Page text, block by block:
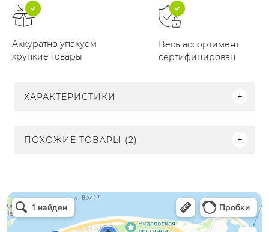
Аккуратно упакуем
хрупкие товары
Весь ассортимент
сертифицирован
ХАРАКТЕРИСТИКИ
ПОХОЖИЕ ТОВАРЫ (2)
Электрон
Светильники в Нижнем Новгороде
Электротехническая продукция в Нижнем Новгороде